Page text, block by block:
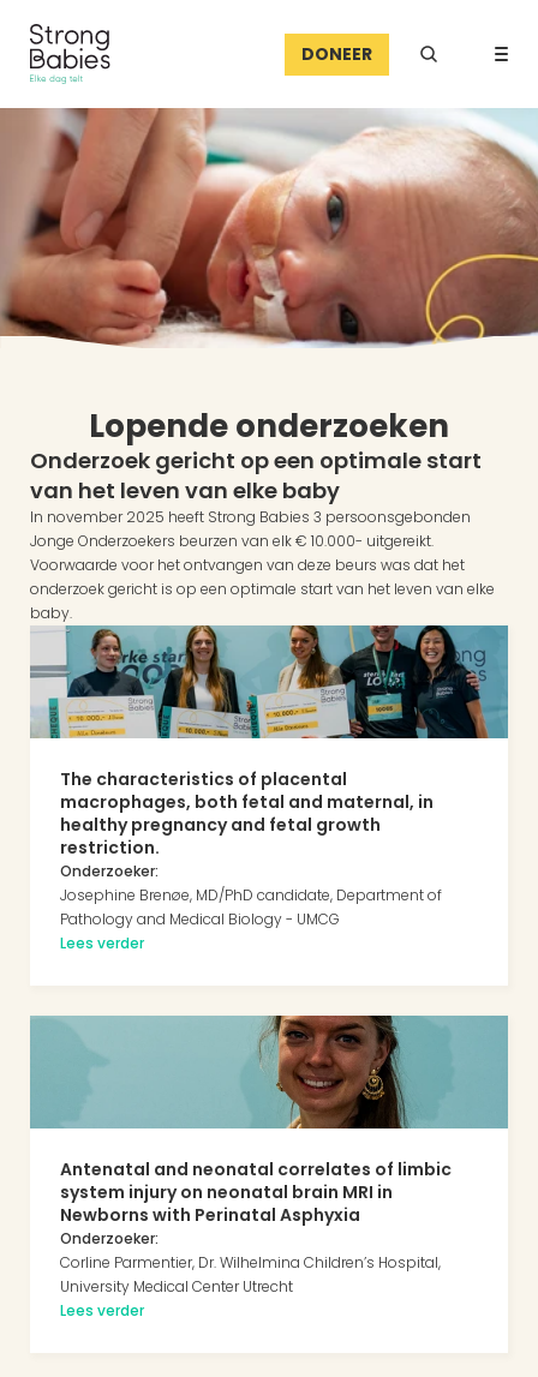
DONEER
Lopende onderzoeken
Onderzoek gericht op een optimale start
van het leven van elke baby
In november 2025 heeft Strong Babies 3 persoonsgebonden
Jonge Onderzoekers beurzen van elk € 10.000- uitgereikt.
Voorwaarde voor het ontvangen van deze beurs was dat het
onderzoek gericht is op een optimale start van het leven van elke
baby.
The characteristics of placental
macrophages, both fetal and maternal, in
healthy pregnancy and fetal growth
restriction.
Onderzoeker:
Josephine Brenøe, MD/PhD candidate, Department of
Pathology and Medical Biology - UMCG
Lees verder
Antenatal and neonatal correlates of limbic
system injury on neonatal brain MRI in
Newborns with Perinatal Asphyxia
Onderzoeker:
Corline Parmentier, Dr. Wilhelmina Children’s Hospital,
University Medical Center Utrecht
Lees verder